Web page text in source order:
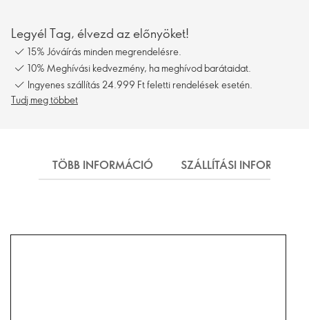
Legyél Tag, élvezd az előnyöket!
15% Jóváírás minden megrendelésre.
10% Meghívási kedvezmény, ha meghívod barátaidat.
Ingyenes szállítás 24.999 Ft feletti rendelések esetén.
Tudj meg többet
TÖBB INFORMÁCIÓ SZÁLLÍTÁSI